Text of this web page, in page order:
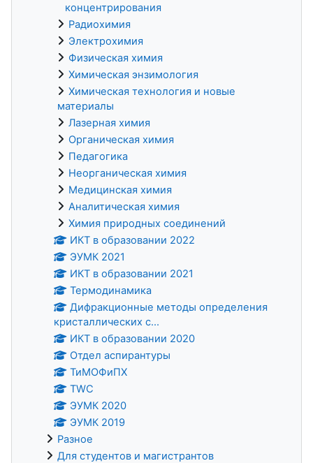
концентрирования
Радиохимия
Электрохимия
Физическая химия
Химическая энзимология
Химическая технология и новые
материалы
Лазерная химия
Органическая химия
Педагогика
Неорганическая химия
Медицинская химия
Аналитическая химия
Химия природных соединений
ИКТ в образовании 2022
ЭУМК 2021
ИКТ в образовании 2021
Термодинамика
Дифракционные методы определения
кристаллических с...
ИКТ в образовании 2020
Отдел аспирантуры
ТиМОФиПХ
TWC
ЭУМК 2020
ЭУМК 2019
Разное
Для студентов и магистрантов